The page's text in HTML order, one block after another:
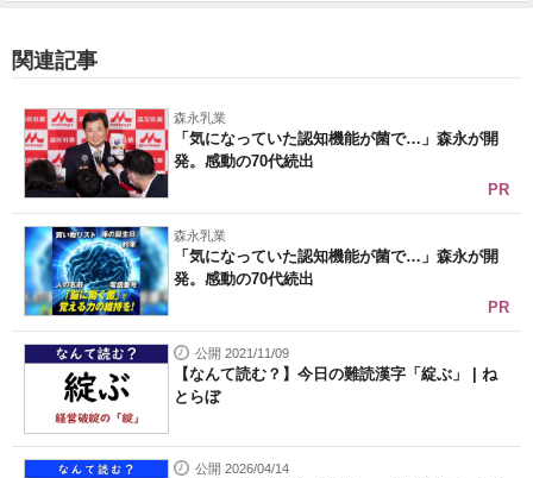
関連記事
森永乳業
「気になっていた認知機能が菌で…」森永が開
発。感動の70代続出
PR
森永乳業
「気になっていた認知機能が菌で…」森永が開
発。感動の70代続出
PR
公開 2021/11/09
【なんて読む？】今日の難読漢字「綻ぶ」 | ね
とらぼ
公開 2026/04/14